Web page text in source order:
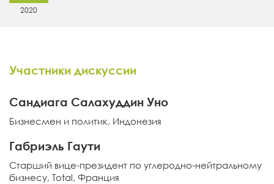
2020
Участники дискуссии
Сандиага Салахуддин Уно
Бизнесмен и политик, Индонезия
Габриэль Гаути
Старший вице-президент по углеродно-нейтральному
бизнесу, Total, Франция